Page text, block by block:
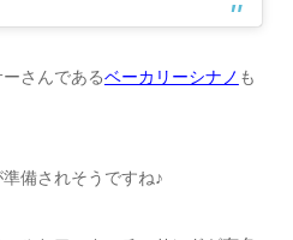
さんであるベーカリーシナノ も
備されそうですね♪